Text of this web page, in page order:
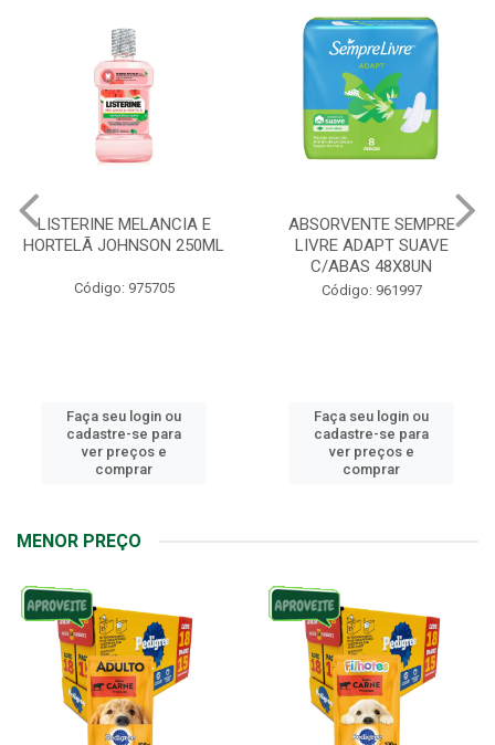
ABSORVENTE SEMPRE
LIVRE ADAPT SUAVE
Código: 961997
Faça seu login ou
cadastre-se para
ver preços e
comprar
JOHNSON BABY SABONETE
REGULAR 80G
Código: 90408
Faça seu login ou
cadastre-se para
ver preços e
comprar
MENOR PREÇO